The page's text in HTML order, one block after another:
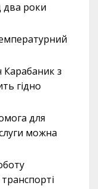
два роки
Карабаник з
гідно
для
можна